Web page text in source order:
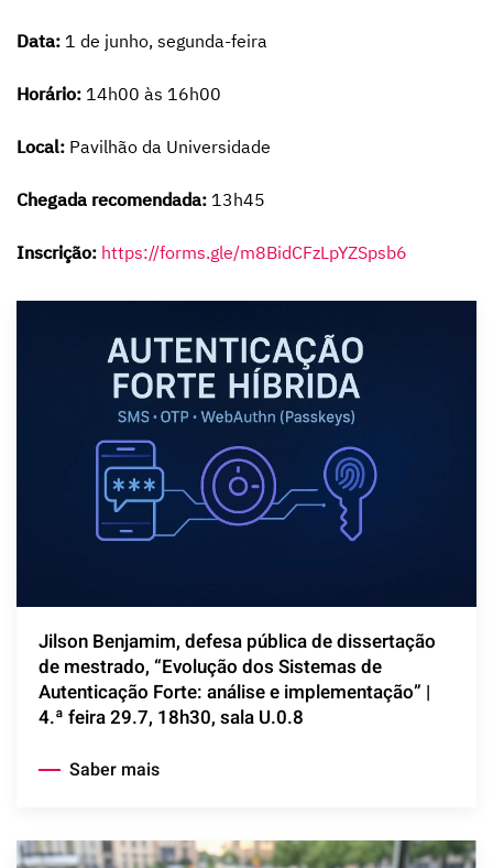
Data: 1 de junho, segunda-feira
Horário: 14h00 às 16h00
Local: Pavilhão da Universidade
Chegada recomendada: 13h45
Inscrição: https://forms.gle/m8BidCFzLpYZSpsb6
Jilson Benjamim, defesa pública de dissertação
de mestrado, “Evolução dos Sistemas de
Autenticação Forte: análise e implementação” |
4.ª feira 29.7, 18h30, sala U.0.8
Saber mais